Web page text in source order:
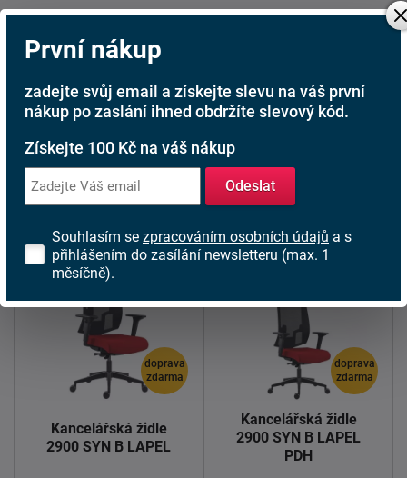
Opěrák tvoříprodyšná síťovina, která zajišťuje vzdušnost a
zakomponované do konstrukce a vybavené plastovou
Židle je český výrobek a vztahuje se na ni prodloužená
záruka 60 měsíců. K dispozici je ve variantách potahových
látek cenové kategorie A: BONDAI, VISUAL a VISUAL
MELANGE - díky nim snadno sladíte židli s designem
vašeho interiéru.
doprava
zdarma
Kancelářská židle
2900 SYN B LAPEL
doprava
zdarma
Kancelářská židle
2900 SYN B LAPEL
PDH
První nákup
zadejte svůj email a získejte slevu na váš první
nákup po zaslání ihned obdržíte slevový kód.
Získejte 100 Kč na váš nákup
Odeslat
Souhlasím se zpracováním osobních údajů a s
přihlášením do zasílání newsletteru (max. 1
měsíčně).